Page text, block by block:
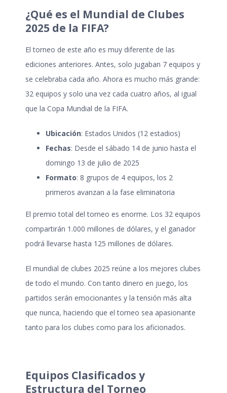
¿Qué es el Mundial de Clubes
2025 de la FIFA?
El torneo de este año es muy diferente de las
ediciones anteriores. Antes, solo jugaban 7 equipos y
se celebraba cada año. Ahora es mucho más grande:
32 equipos y solo una vez cada cuatro años, al igual
que la Copa Mundial de la FIFA.
Ubicación: Estados Unidos (12 estadios)
Fechas: Desde el sábado 14 de junio hasta el
domingo 13 de julio de 2025
Formato: 8 grupos de 4 equipos, los 2
primeros avanzan a la fase eliminatoria
El premio total del torneo es enorme. Los 32 equipos
compartirán 1.000 millones de dólares, y el ganador
podrá llevarse hasta 125 millones de dólares.
El mundial de clubes 2025 reúne a los mejores clubes
de todo el mundo. Con tanto dinero en juego, los
partidos serán emocionantes y la tensión más alta
que nunca, haciendo que el torneo sea apasionante
tanto para los clubes como para los aficionados.
Equipos Clasificados y
Estructura del Torneo